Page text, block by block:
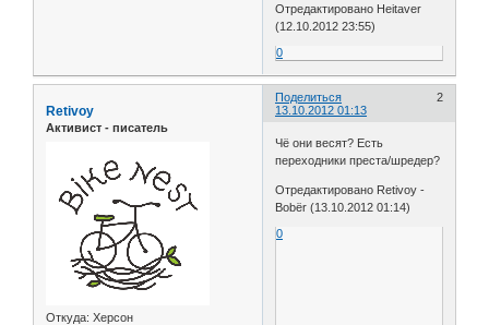
Отредактировано Heitaver
(12.10.2012 23:55)
0
Поделиться
2
13.10.2012 01:13
Retivoy
Активист - писатель
Откуда: Херсон
Чё они весят? Есть
переходники преста/шредер?
Отредактировано Retivoy -
Bobёr (13.10.2012 01:14)
0